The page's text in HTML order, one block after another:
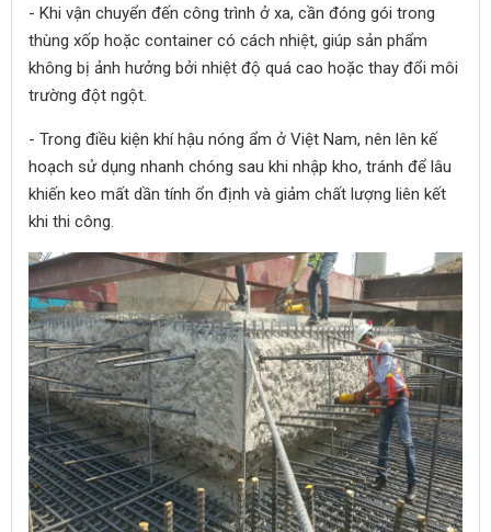
- Khi vận chuyển đến công trình ở xa, cần đóng gói trong
thùng xốp hoặc container có cách nhiệt, giúp sản phẩm
không bị ảnh hưởng bởi nhiệt độ quá cao hoặc thay đổi môi
trường đột ngột.
- Trong điều kiện khí hậu nóng ẩm ở Việt Nam, nên lên kế
hoạch sử dụng nhanh chóng sau khi nhập kho, tránh để lâu
khiến keo mất dần tính ổn định và giảm chất lượng liên kết
khi thi công.